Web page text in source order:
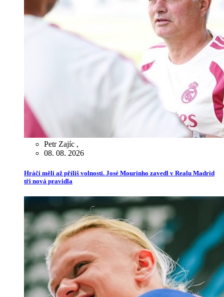
Petr Zajíc ,
08. 08. 2026
Hráči měli až příliš volnosti. José Mourinho zavedl v Realu Madrid
tři nová pravidla